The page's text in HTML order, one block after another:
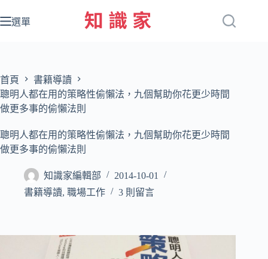
至
容
選單
首頁
書籍導讀
聰明人都在用的策略性偷懶法，九個幫助你花更少時間
做更多事的偷懶法則
聰明人都在用的策略性偷懶法，九個幫助你花更少時間
做更多事的偷懶法則
知識家編輯部
2014-10-01
書籍導讀, 職場工作 3 則留言